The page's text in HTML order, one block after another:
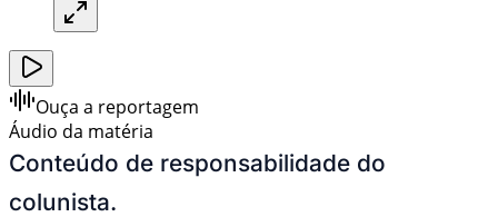
Ouça a reportagem
Áudio da matéria
Conteúdo de responsabilidade do
colunista.